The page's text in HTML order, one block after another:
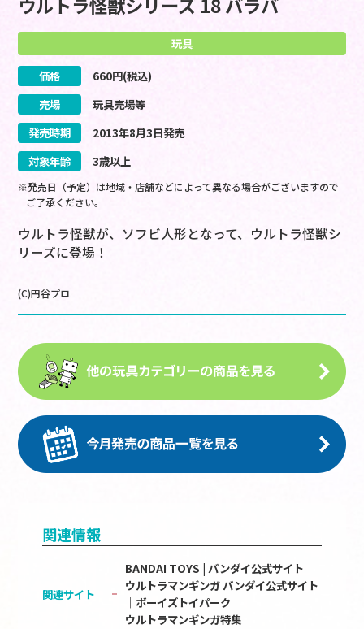
玩具
価格 660円(税込)
売場
玩具売場等
発売時期
2013年8月3日発売
対象年齢
3歳以上
※発売日（予定）は地域・店舗などによって異なる場合がございますので
ご了承ください。
ウルトラ怪獣が、ソフビ人形となって、ウルトラ怪獣シ
リーズに登場！
(C)円谷プロ
関連情報
関連サイト
BANDAI TOYS | バンダイ公式サイト
ウルトラマンギンガ バンダイ公式サイト
│ボーイズトイパーク
ウルトラマンギンガ特集